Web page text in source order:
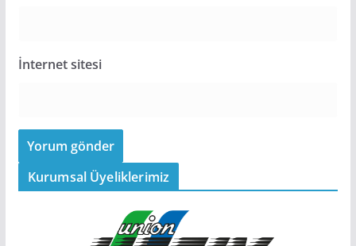
İnternet sitesi
Kurumsal Üyeliklerimiz